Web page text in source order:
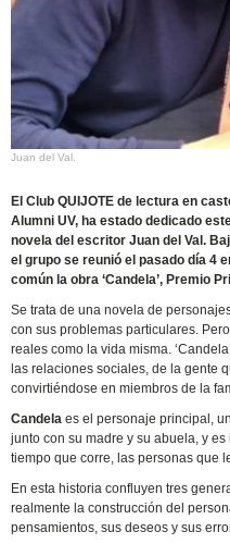
Juan del Val.
El Club QUIJOTE de lectura en
Alumni UV, ha estado dedicado
novela del escritor Juan del Val.
el grupo se reunió el pasado día 4
común la obra ‘Candela’, Premio
Se trata de una novela de
con sus problemas particulares.
reales como la vida misma.
las relaciones sociales, de la gente
convirtiéndose en miembros de la
Candelaes el personaje principal,
junto con su madre y su abuela, y
tiempo que corre, las personas que
En esta historia confluyen tres
realmente la construcción del
pensamientos, sus deseos y sus